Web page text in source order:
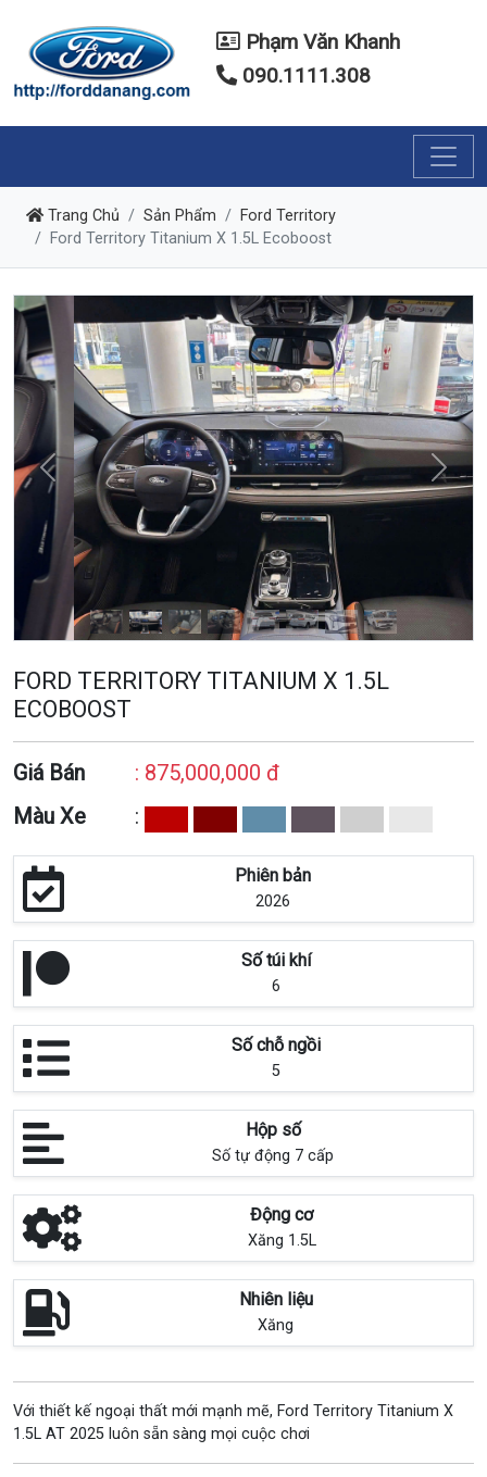
Phạm Văn Khanh
090.1111.308
Trang Chủ Sản Phẩm
Ford Territory
Ford Territory Titanium X 1.5L Ecoboost
Previous Next
FORD TERRITORY TITANIUM X 1.5L
ECOBOOST
Giá Bán
: 875,000,000 đ
Màu Xe
:
Phiên bản
2026
Số túi khí
6
Số chỗ ngồi
5
Hộp số
Số tự động 7 cấp
Động cơ
Xăng 1.5L
Nhiên liệu
Xăng
Với thiết kế ngoại thất mới mạnh mẽ, Ford Territory Titanium X
1.5L AT 2025 luôn sẵn sàng mọi cuộc chơi